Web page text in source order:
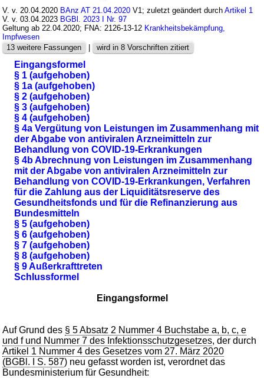
V. v. 20.04.2020 BAnz AT 21.04.2020 V1; zuletzt geändert durchArtikel 1
V. v. 03.04.2023 BGBl. 2023 I Nr. 97
Geltung ab 22.04.2020; FNA: 2126-13-12 Krankheitsbekämpfung,
Impfwesen
13 weitere Fassungen
| wird in 8 Vorschriften zitiert
Eingangsformel
§ 1 (aufgehoben)
§ 1a (aufgehoben)
§ 2 (aufgehoben)
§ 3 (aufgehoben)
§ 4 (aufgehoben)
§ 4a Vergütung von Leistungen im Zusammenhang mit
der Abgabe von antiviralen Arzneimitteln zur
Behandlung von COVID-19-Erkrankungen
§ 4b Abrechnung von Leistungen im Zusammenhang
mit der Abgabe von antiviralen Arzneimitteln zur
Behandlung von COVID-19-Erkrankungen, Verfahren
für die Zahlung aus der Liquiditätsreserve des
Gesundheitsfonds und für die Refinanzierung aus
Bundesmitteln
§ 5 (aufgehoben)
§ 6 (aufgehoben)
§ 7 (aufgehoben)
§ 8 (aufgehoben)
§ 9 Außerkrafttreten
Schlussformel
Eingangsformel
Auf Grund des § 5 Absatz 2 Nummer 4 Buchstabe a, b, c, e
und f und Nummer 7 des Infektionsschutzgesetzes, der durch
Artikel 1 Nummer 4 des Gesetzes vom 27. März 2020
(BGBl. I S. 587) neu gefasst worden ist, verordnet das
Bundesministerium für Gesundheit: